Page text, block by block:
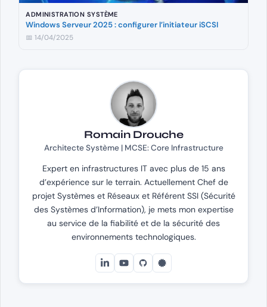
ADMINISTRATION SYSTÈME
Windows Serveur 2025 : configurer l’initiateur iSCSI
📅 14/04/2025
Romain Drouche
Architecte Système | MCSE: Core Infrastructure
Expert en infrastructures IT avec plus de 15 ans
d’expérience sur le terrain. Actuellement Chef de
projet Systèmes et Réseaux et Référent SSI (Sécurité
des Systèmes d’Information), je mets mon expertise
au service de la fiabilité et de la sécurité des
environnements technologiques.